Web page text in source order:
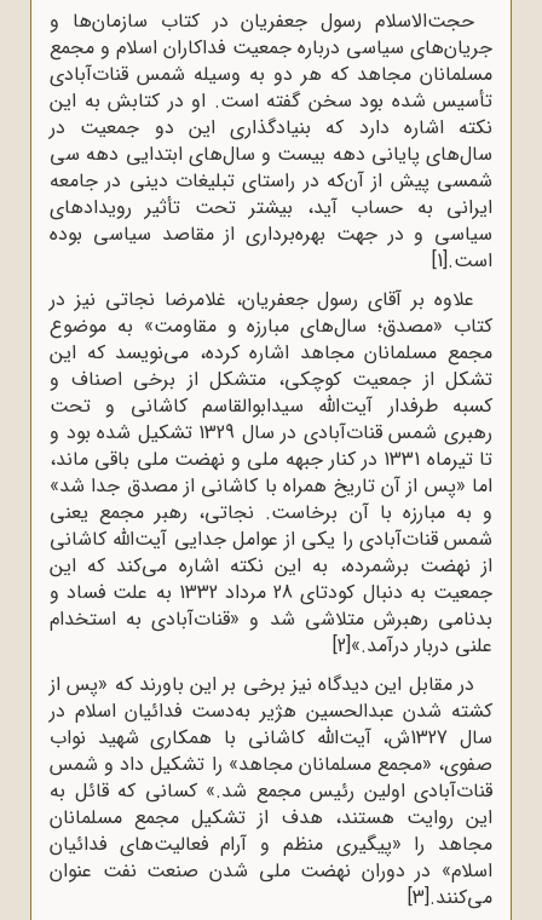
حجت‌الاسلام رسول جعفریان در کتاب سازمان‌ها و
جریان‌های سیاسی درباره جمعیت فداکاران اسلام و مجمع
مسلمانان مجاهد که هر دو به وسیله شمس قنات‌آبادی
تأسیس شده بود سخن گفته است. او در کتابش به این
نکته اشاره دارد که بنیادگذاری‌ این دو جمعیت در
سال‌های پایانی دهه بیست و سال‌های ابتدایی دهه سی
شمسی پیش از آن‌که در راستای تبلیغات دینی در جامعه
ایرانی به حساب آید، بیشتر تحت تأثیر رویدادهای
سیاسی و در جهت بهره‌برداری از مقاصد سیاسی بوده
است.[1]
علاوه بر آقای رسول جعفریان، غلامرضا نجاتی نیز در
کتاب «مصدق؛ سال‌های مبارزه و مقاومت» به موضوع
مجمع مسلمانان مجاهد اشاره کرده، می‌نویسد که این
تشکل از جمعیت کوچکی، متشکل از برخی اصناف و
کسبه طرفدار آیت‌الله سیدابوالقاسم کاشانی و تحت
رهبری شمس قنات‌آبادی در سال 1329 تشکیل شده بود و
تا تیرماه 1331 در کنار جبهه ملی و نهضت ملی باقی ماند،
اما «پس از آن تاریخ همراه با کاشانی از مصدق جدا شد»
و به مبارزه با آن برخاست. نجاتی، رهبر مجمع یعنی
شمس قنات‌آبادی را یکی از عوامل جدایی آیت‌الله کاشانی
از نهضت برشمرده، به این نکته اشاره می‌کند که این
جمعیت به دنبال کودتای 28 مرداد 1332 به علت فساد و
بدنامی رهبرش متلاشی شد و «قنات‌آبادی به استخدام
علنی دربار درآمد.»[2]
در مقابل این دیدگاه نیز برخی بر این باورند که «پس از
کشته شدن عبدالحسین هژیر به‌دست فدائیان اسلام در
سال 1327ش، آیت‌الله کاشانی با همکاری شهید نواب
صفوی، «مجمع مسلمانان مجاهد» را تشکیل داد و شمس
قنات‌آبادی اولین رئیس مجمع شد.» کسانی که قائل به
این روایت هستند، هدف از تشکیل مجمع مسلمانان
مجاهد را «پیگیری منظم و آرام فعالیت‌های فدائیان
اسلام» در دوران نهضت ملی شدن صنعت نفت عنوان
می‌کنند.[3]